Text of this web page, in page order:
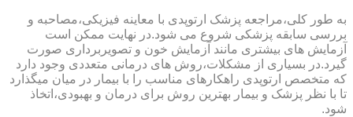
به طور کلی،مراجعه پزشک ارتوپدی با معاینه فیزیکی،مصاحبه و
بررسی سابقه پزشکی شروع می شود.در نهایت ممکن است
آزمایش های بیشتری مانند آزمایش خون و تصویربرداری صورت
گیرد.در بسیاری از مشکلات،روش های درمانی متعددی وجود دارد
که متخصص ارتوپدی راهکارهای مناسب را با بیمار در میان میگذارد
تا با نظر پزشک و بیمار بهترین روش برای درمان و بهبودی،اتخاذ
شود.